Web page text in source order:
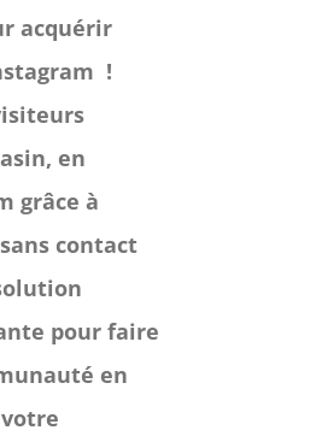
acquérir
!
en
grâce à
contact
pour faire
en